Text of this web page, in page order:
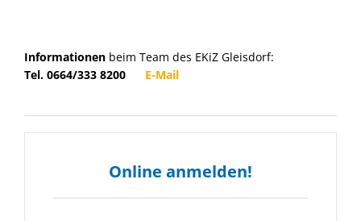
Informationen beim Team des EKiZ Gleisdorf:
Tel. 0664/333 8200
E-Mail
Online anmelden!